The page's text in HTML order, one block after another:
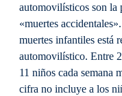
automovilísticos son la
«muertes
muertes infantiles está
automovilístico. Entre
11 niños cada semana
cifra no incluye a los